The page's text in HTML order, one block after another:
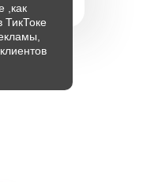
,как
ТикТоке